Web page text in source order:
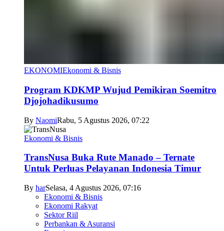
EKONOMIEkonomi & Bisnis
Program KDKMP Wujud Pemikiran Soemitro
Djojohadikusumo
By NaomiRabu, 5 Agustus 2026, 07:22
Ekonomi & Bisnis
TransNusa Buka Rute Manado – Ternate
Untuk Perluas Pelayanan Indonesia Timur
By harSelasa, 4 Agustus 2026, 07:16
Ekonomi & Bisnis
Ekonomi Rakyat
Sektor Riil
Perbankan & Asuransi